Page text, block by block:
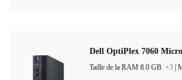
Dell OptiPlex 7060 Micro